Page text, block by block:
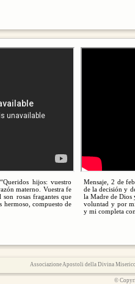
hijos: vuestro
materno. Vuestra fe
rosas fragantes que
hermoso, compuesto de
Mensaje, 2 de
de la decisión y
la Madre de Dios
voluntad y por
y mi completa
Associazione Apostoli della Divina
©